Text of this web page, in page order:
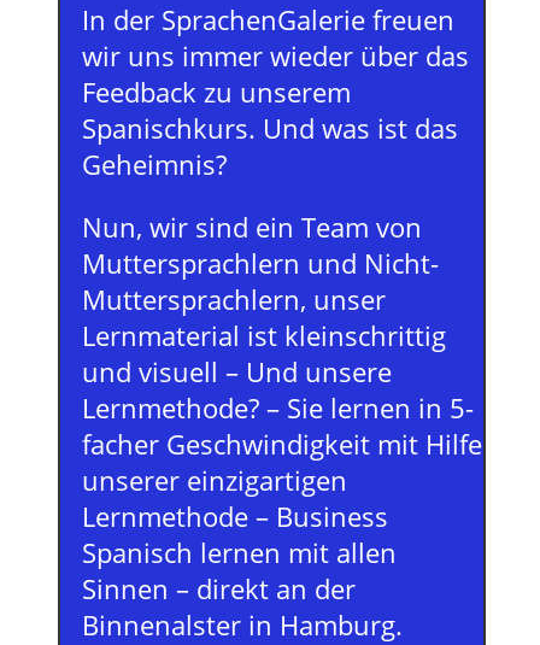
In der SprachenGalerie freuen
wir uns immer wieder über das
Feedback zu unserem
Spanischkurs. Und was ist das
Geheimnis?
Nun, wir sind ein Team von
Muttersprachlern und Nicht-
Muttersprachlern, unser
Lernmaterial ist kleinschrittig
und visuell – Und unsere
Lernmethode? – Sie lernen in 5-
facher Geschwindigkeit mit Hilfe
unserer einzigartigen
Lernmethode – Business
Spanisch lernen mit allen
Sinnen – direkt an der
Binnenalster in Hamburg.